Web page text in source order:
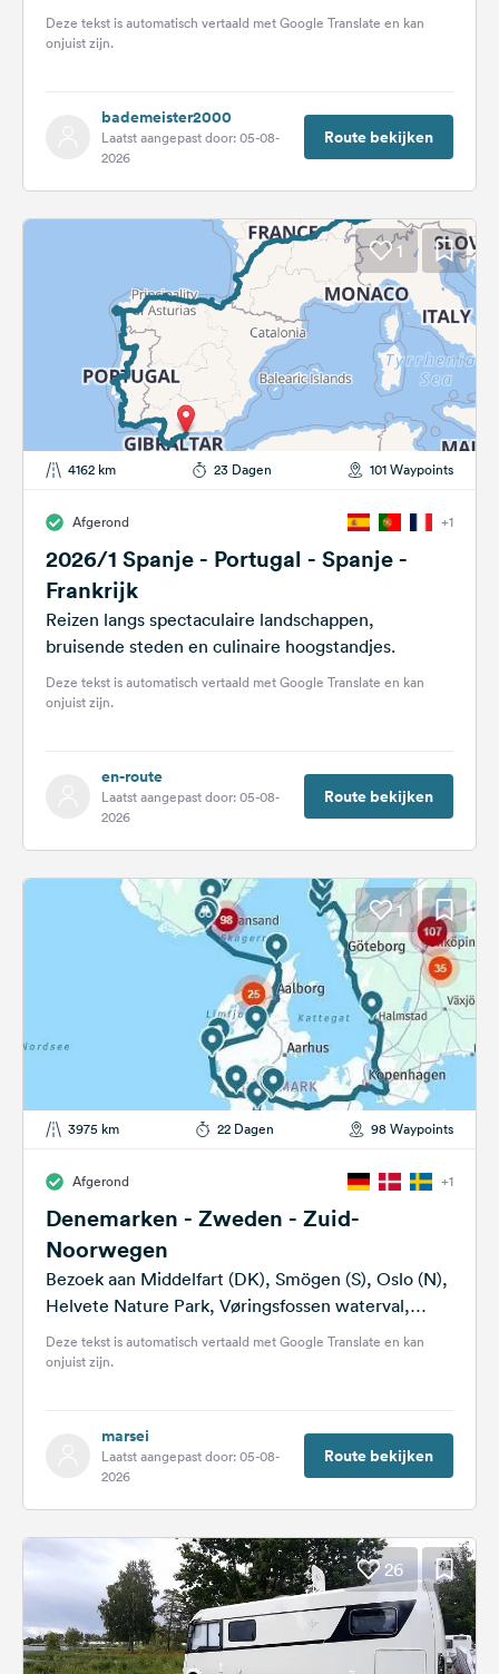
het syndroom van Tourette
Deze tekst is automatisch vertaald met Google Translate en kan
onjuist zijn.
bademeister2000
Laatst aangepast door: 05-08-
2026
Route bekijken
1
4162 km 23 Dagen 101 Waypoints
Afgerond +1
2026/1 Spanje - Portugal - Spanje -
Frankrijk
Reizen langs spectaculaire landschappen,
bruisende steden en culinaire hoogstandjes.
Deze tekst is automatisch vertaald met Google Translate en kan
onjuist zijn.
en-route
Laatst aangepast door: 05-08-
2026
Route bekijken
1
3975 km 22 Dagen 98 Waypoints
Afgerond +1
Denemarken - Zweden - Zuid-
Noorwegen
Bezoek aan Middelfart (DK), Smögen (S), Oslo (N),
Helvete Nature Park, Vøringsfossen waterval,
Gaustatoppen berg, zilvermijn in Kongsberg,
Jettegrytene, Kristiansand...
Deze tekst is automatisch vertaald met Google Translate en kan
onjuist zijn.
marsei
Laatst aangepast door: 05-08-
2026
Route bekijken
26